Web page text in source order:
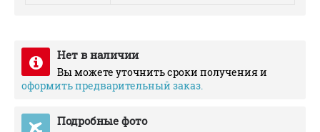
Нет в наличии
Вы можете уточнить сроки получения и
оформить предварительный заказ.
Подробные фото